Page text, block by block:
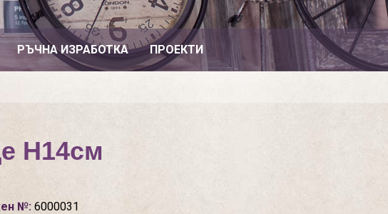
РЪЧНА ИЗРАБОТКА ПРОЕКТИ
Н14см
№:6000031